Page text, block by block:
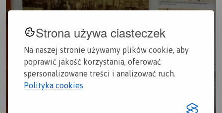
Strona używa ciasteczek
Na naszej stronie używamy plików cookie, aby
poprawić jakość korzystania, oferować
spersonalizowane treści i analizować ruch.
Polityka cookies